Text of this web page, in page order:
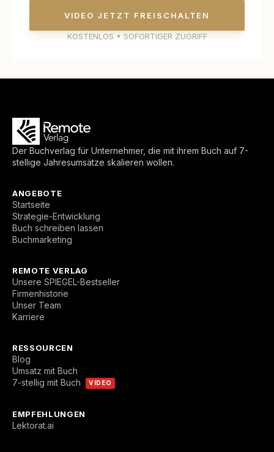
VIDEO JETZT FREISCHALTEN
KOSTENLOS • SOFORTIGER ZUGRIFF
Der Buchverlag für Unternehmer, die mit ihrem Buch auf 7-
stellige Jahresumsätze skalieren wollen.
ANGEBOTE
Startseite
Strategie-Entwicklung
Buch schreiben lassen
Buchmarketing
REMOTE VERLAG
Unsere SPIEGEL-Bestseller
Firmenhistorie
Unser Team
Karriere
RESSOURCEN
Blog
Umsatz mit Buch
7-stellig mit Buch
VIDEO
EMPFEHLUNGEN
Lektorat.ai